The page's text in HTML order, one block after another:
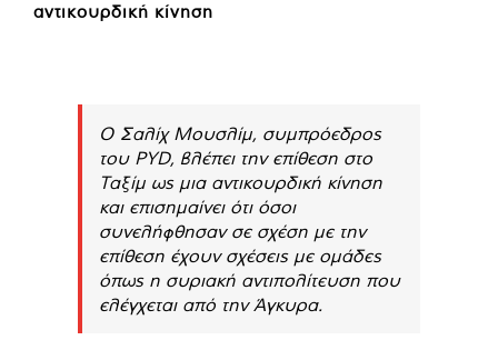
αντικουρδική κίνηση
Ο Σαλίχ Μουσλίμ, συμπρόεδρος
του PYD, βλέπει την επίθεση στο
Ταξίμ ως μια αντικουρδική κίνηση
και επισημαίνει ότι όσοι
συνελήφθησαν σε σχέση με την
επίθεση έχουν σχέσεις με ομάδες
όπως η συριακή αντιπολίτευση που
ελέγχεται από την Άγκυρα.